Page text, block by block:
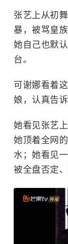
张艺上从初
暴，被骂皇
她自己也默
台。
可谢娜看着
娘，认真告
她看见张艺
她顶着全网
水；她看见
被全盘否定